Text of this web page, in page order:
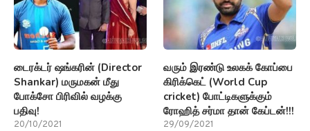
டைரக்டர் ஷங்கரின் (Director
Shankar) மருமகன் மீது
போக்சோ பிரிவில் வழக்கு
பதிவு!
20/10/2021
வரும் இரண்டு உலகக் கோப்பை
கிரிக்கெட் (World Cup
cricket) போட்டிகளுக்கும்
ரோஹித் சர்மா தான் கேப்டன்!!!
29/09/2021